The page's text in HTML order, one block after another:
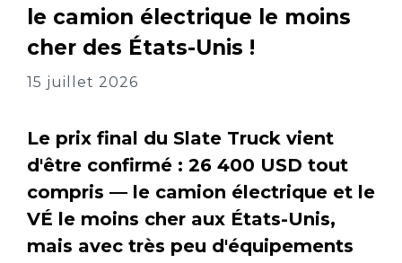
le camion électrique le moins
cher des États-Unis !
15 juillet 2026
Le prix final du Slate Truck vient
d'être confirmé : 26 400 USD tout
compris — le camion électrique et le
VÉ le moins cher aux États-Unis,
mais avec très peu d'équipements